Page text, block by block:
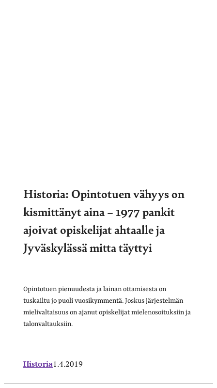
Historia: Opintotuen vähyys on
kismittänyt aina – 1977 pankit
ajoivat opiskelijat ahtaalle ja
Jyväskylässä mitta täyttyi
Opintotuen pienuudesta ja lainan ottamisesta on
tuskailtu jo puoli vuosikymmentä. Joskus järjestelmän
mielivaltaisuus on ajanut opiskelijat mielenosoituksiin ja
talonvaltauksiin.
Historia1.4.2019